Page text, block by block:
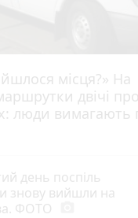
місця?» На
двічі
люди вимагають
день поспіль
знову вийшли на
ФОТО